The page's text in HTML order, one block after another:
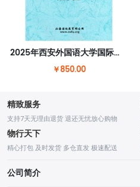
2025年西安外国语大学国际中文教育（汉语国际教育）硕士套餐
￥850.00
精致服务
支持7天无理由退货 退还无忧放心购物
物行天下
精心打包 及时发货 多仓直发 极速配送
公司简介